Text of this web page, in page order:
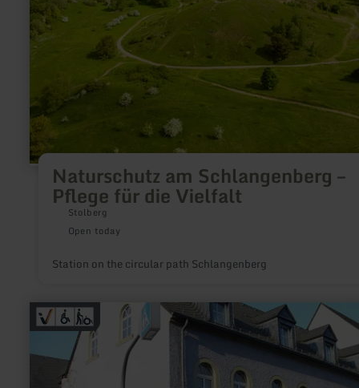
Naturschutz am Schlangenberg –
Pflege für die Vielfalt
Stolberg
Open today
Station on the circular path Schlangenberg
Vielfalt
learn
more
about:
Information
Hillesheim